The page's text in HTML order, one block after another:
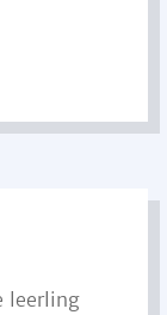
leerling